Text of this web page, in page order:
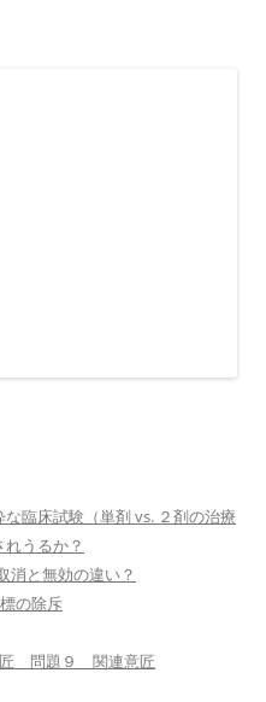
な臨床試験（単剤 vs. ２剤の治療
うるか？
と無効の違い？
の除斥
匠 問題９ 関連意匠